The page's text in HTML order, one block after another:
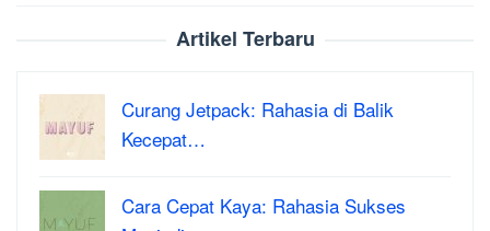
Artikel Terbaru
Curang Jetpack: Rahasia di Balik
Kecepat…
Cara Cepat Kaya: Rahasia Sukses